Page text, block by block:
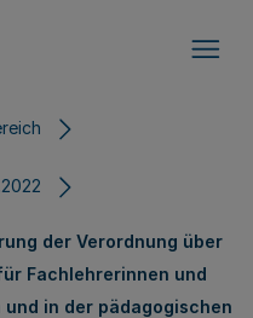
der Verordnung über
Fachlehrerinnen und
in der pädagogischen